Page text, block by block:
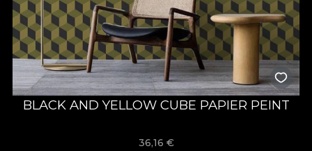
BLACK AND YELLOW CUBE PAPIER PEINT
36,16 €